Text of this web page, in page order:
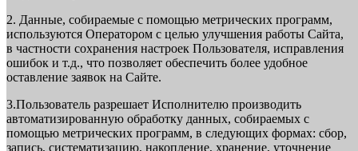
2. Данные, собираемые с помощью метрических программ,
используются Оператором с целью улучшения работы Сайта,
в частности сохранения настроек Пользователя, исправления
ошибок и т.д., что позволяет обеспечить более удобное
оставление заявок на Сайте.
3.Пользователь разрешает Исполнителю производить
автоматизированную обработку данных, собираемых с
помощью метрических программ, в следующих формах: сбор,
запись, систематизацию, накопление, хранение, уточнение